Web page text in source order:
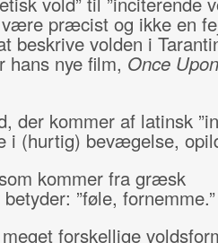
præcist og ikke en
beskrive volden i
nye film, Once
der kommer af latinsk
i (hurtig) bevægelse,
kommer fra græsk
”føle, fornemme.”
forskellige